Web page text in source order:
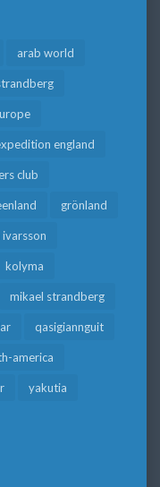
arab world
england
club
grönland
kolyma
mikael strandberg
qasigiannguit
america
yakutia